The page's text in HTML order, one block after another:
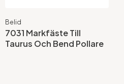
Belid
7031 Markfäste Till
Taurus Och Bend Pollare